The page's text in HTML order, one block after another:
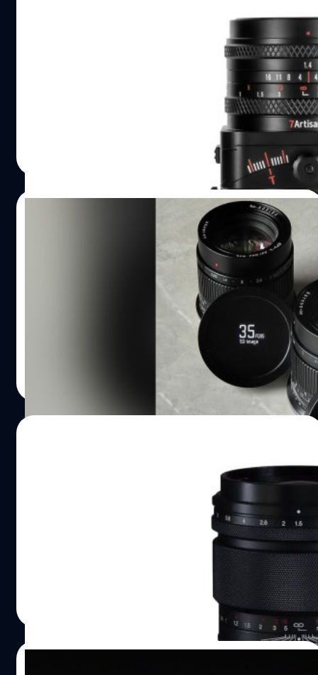
อีกด้วย นั่นก็แปลว่าสามารถแปลงไปใช้บนกล้องฟูลเฟรมมิเรอ
ร์เลสได้หลากหลายค่ายผ่าน Adapter นั่นเองครับ สเปก
TTArtisan 250mm F5.6 Reflex ราคา TTArtisan 250mm
F5.6 Reflex มีราคาไทยอยู่ที่ 10,900 บาท โดยมาพร้อม Hood
เปิดตัว 7Artisans 50mm F1.4 เลนส์ Tilt-
Shift มือหมุน สำหรับกล้องมิเรอร์เลส APS-C
ค่ายเลนส์อิสระ 7Artisans เปิดตัวเลนส์มือหมุนรุ่นใหม่ '50mm
F1.4 Tilt-Shift' สำหรับกล้องมิเรอร์เลสเซนเซอร์ APS-C รอง
รับเมาท์ Sony E, Fujifilm X และ Micro Four Thirds สำหรับ
ฟีเจอร์ Tilt-Shift อธิบายง่าย ๆ ก็คือการปรับองศาเลนส์เวลา
ถ่าย Architecture ให้ได้เส้นที่ตรงเป๊ะ ไม่บิดเบี้ยวนั้นเองครับ
แต่ในเลนส์ช่วง Normal 50mm F1.4 แบบนี้ นิยมเอาไปเล่น
เอฟเฟกต์เบลอเฉพาะส่วนกันมากกว่า เหมือนที่ภาพยนตร์
หลายเรื่องนิยมใช้กัน เช่นชัดเฉพาะกลางเฟรมภาพ แต่ขอบ
ล่างกับขอบบนเบลอเป็นโบเก้ โดยตัวเลนส์มากับโครงสร้าง
โลหะทั้งตัวครับ หมุนแกน Tilt ได้ ซ้าย ขวา และหมุนได้รอบ
360 องศา แถมเคลมว่ามี Distortion เพียง 1.9% เท่านั้นครับ
กับน้ำหนักตัวเพียง 364 กรัม สเปก 7Artisans 50mm F1.4…
เปิดตัว SG-Image 35mm F0.95 เลนส์มือหมุน
ไวแสงจากค่ายจีนน้องใหม่
ค่ายเลนส์อิสระน้องใหม่จากประเทศจีน SG-Image ที่เคยเปิด
ตัวเลนส์มือหมุน 25mm F1.8 APS-C ในราคาเพียง 40 เหรียญ
(ประมาณ 1,500 บาท) มาแล้ว ล่าสุดขยับมาเล่นของโหด
'35mm F0.95 APS-C' รองรับกล้องมิเรอร์เลสหลายหลากเมา
ท์ สำหรับเจ้า SG-Image 35mm F0.95 ถ้าใครคาดหวังจะได้
ราคา 1,500 บาท เหมือน 25mm F1.8 อาจไม่ถึงขั้นนั้นครับ
เพราะความไวแสงต่างกันอยู่ค่อนข้างมาก มาในสเปก
โครงสร้างชิ้นเลนส์ 12 ชิ้น 9 กลุ่ม พร้อมใบเบลดรูรับแสงถึง 12
Portrait ก็ยิ่งแจ่ม (70mm บนกล้อง Micro Four Thirds)
เปิดตัว Voigtlander NOKTON 75mm F1.5
Aspherical RF เลนส์มือหมุนรูรับแสงกว้าง
ค่าย Cosina ประกาศเปิดตัวเลนส์มือหมุนไวแสงสำหรับกล้อง
ฟูลเฟรมมิเรอร์เลสเมาท์ Canon RF รุ่นใหม่ กับ 'Voigtlander
NOKTON 75mm F1.5 Aspherical RF' ช่วงระยะเทเลโฟโต
อ่อน ๆ ระยะทำการของสาย Portrait สำหรับ NOKTON
75mm F1.5 เคยออกมาในเวอร์ชันเมาท์ VM ก่อนหน้านี้แล้ว
ครับ ครั้งนี้มาถึงคิวของชาว RF-mount กันบ้าง โดยมีการ
เปลี่ยนรูปลักษณ์ของตัวกระบอกเลนส์ใหม่ รวมถึงความพิเศษ
ของเลนส์ค่ายนี้คือมีหน้าสัมผัสไฟฟ้า สามารถใช้งานร่วมกับ
ระบบกันสั่น 5 แกน ภายในบอดี้ รองรับการบันทึกข้อมูล EXIF